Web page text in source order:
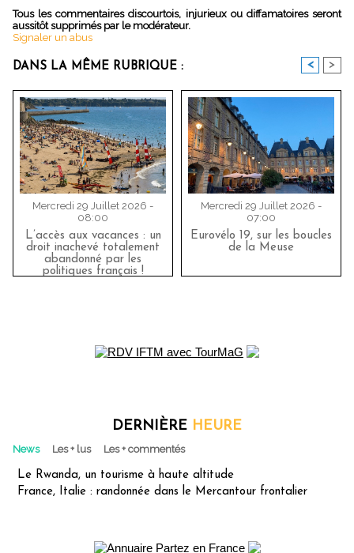
Tous les commentaires discourtois, injurieux ou diffamatoires seront
aussitôt supprimés par le modérateur.
Signaler un abus
DANS LA MÊME RUBRIQUE : < >
Mercredi 29 Juillet 2026 -
08:00
L’accès aux vacances : un
droit inachevé totalement
abandonné par les
politiques français !
Mercredi 29 Juillet 2026 -
07:00
Eurovélo 19, sur les boucles
de la Meuse
DERNIÈRE HEURE
News Les + lus Les + commentés
Le Rwanda, un tourisme à haute altitude
France, Italie : randonnée dans le Mercantour frontalier